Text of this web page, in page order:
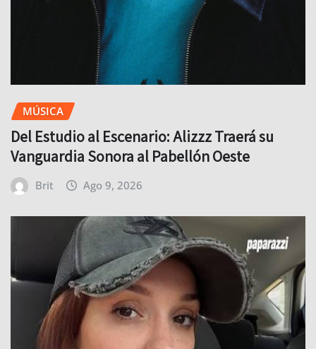
MÚSICA
Del Estudio al Escenario: Alizzz Traerá su
Vanguardia Sonora al Pabellón Oeste
Brit Ago 9, 2026